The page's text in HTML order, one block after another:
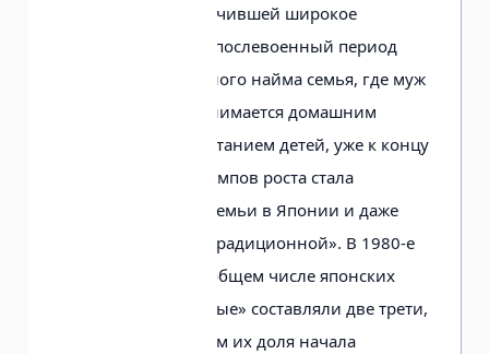
Под влиянием получившей широкое
распространение в послевоенный период
системы пожизненного найма семья, где муж
работает, а жена занимается домашним
хозяйством и воспитанием детей, уже к концу
периода высоких темпов роста стала
основной формой семьи в Японии и даже
стала называться «традиционной». В 1980-е
годы, например, в общем числе японских
семей «традиционные» составляли две трети,
и хотя в дальнейшем их доля начала